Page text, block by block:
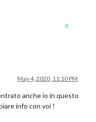
0
May 4, 2020, 11:10 PM
anche io in questo
info con voi !